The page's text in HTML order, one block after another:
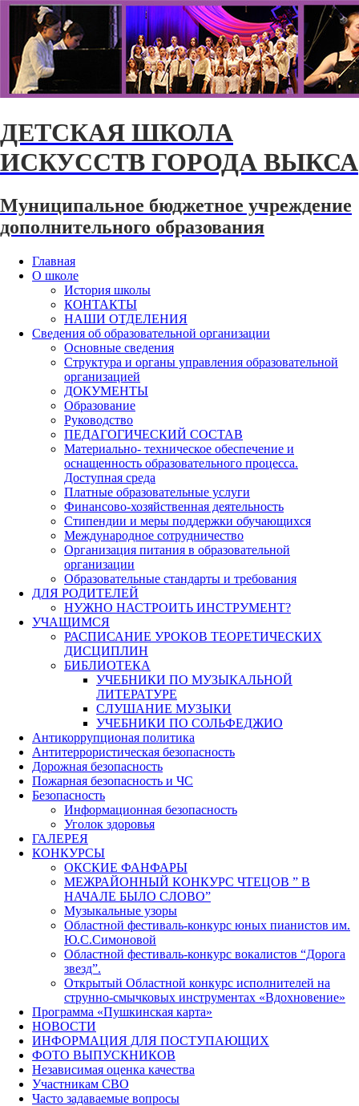
ДЕТСКАЯ ШКОЛА
ИСКУССТВ ГОРОДА ВЫКСА
Муниципальное бюджетное учреждение
дополнительного образования
Главная
О школе
История школы
КОНТАКТЫ
НАШИ ОТДЕЛЕНИЯ
Сведения об образовательной организации
Основные сведения
Структура и органы управления образовательной
организацией
ДОКУМЕНТЫ
Образование
Руководство
ПЕДАГОГИЧЕСКИЙ СОСТАВ
Материально- техническое обеспечение и
оснащенность образовательного процесса.
Доступная среда
Платные образовательные услуги
Финансово-хозяйственная деятельность
Стипендии и меры поддержки обучающихся
Международное сотрудничество
Организация питания в образовательной
организации
Образовательные стандарты и требования
ДЛЯ РОДИТЕЛЕЙ
НУЖНО НАСТРОИТЬ ИНСТРУМЕНТ?
УЧАЩИМСЯ
РАСПИСАНИЕ УРОКОВ ТЕОРЕТИЧЕСКИХ
ДИСЦИПЛИН
БИБЛИОТЕКА
УЧЕБНИКИ ПО МУЗЫКАЛЬНОЙ
ЛИТЕРАТУРЕ
СЛУШАНИЕ МУЗЫКИ
УЧЕБНИКИ ПО СОЛЬФЕДЖИО
Антикоррупционая политика
Антитеррористическая безопасность
Дорожная безопасность
Пожарная безопасность и ЧС
Безопасность
Информационная безопасность
Уголок здоровья
ГАЛЕРЕЯ
КОНКУРСЫ
ОКСКИЕ ФАНФАРЫ
МЕЖРАЙОННЫЙ КОНКУРС ЧТЕЦОВ ” В
НАЧАЛЕ БЫЛО СЛОВО”
Музыкальные узоры
Областной фестиваль-конкурс юных пианистов им.
Ю.С.Симоновой
Областной фестиваль-конкурс вокалистов “Дорога
звезд”.
Открытый Областной конкурс исполнителей на
струнно-смычковых инструментах «Вдохновение»
Программа «Пушкинская карта»
НОВОСТИ
ИНФОРМАЦИЯ ДЛЯ ПОСТУПАЮЩИХ
ФОТО ВЫПУСКНИКОВ
Независимая оценка качества
Участникам СВО
Часто задаваемые вопросы